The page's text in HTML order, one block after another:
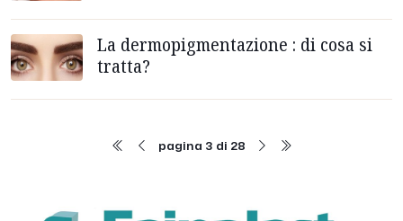
La dermopigmentazione : di cosa si
tratta?
pagina 3 di 28